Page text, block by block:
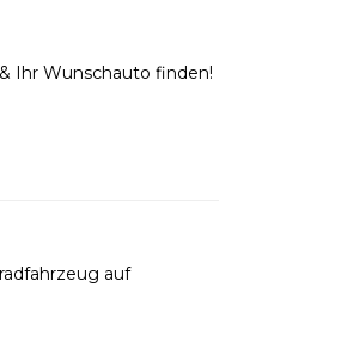
Ihr Wunschauto finden!
auf